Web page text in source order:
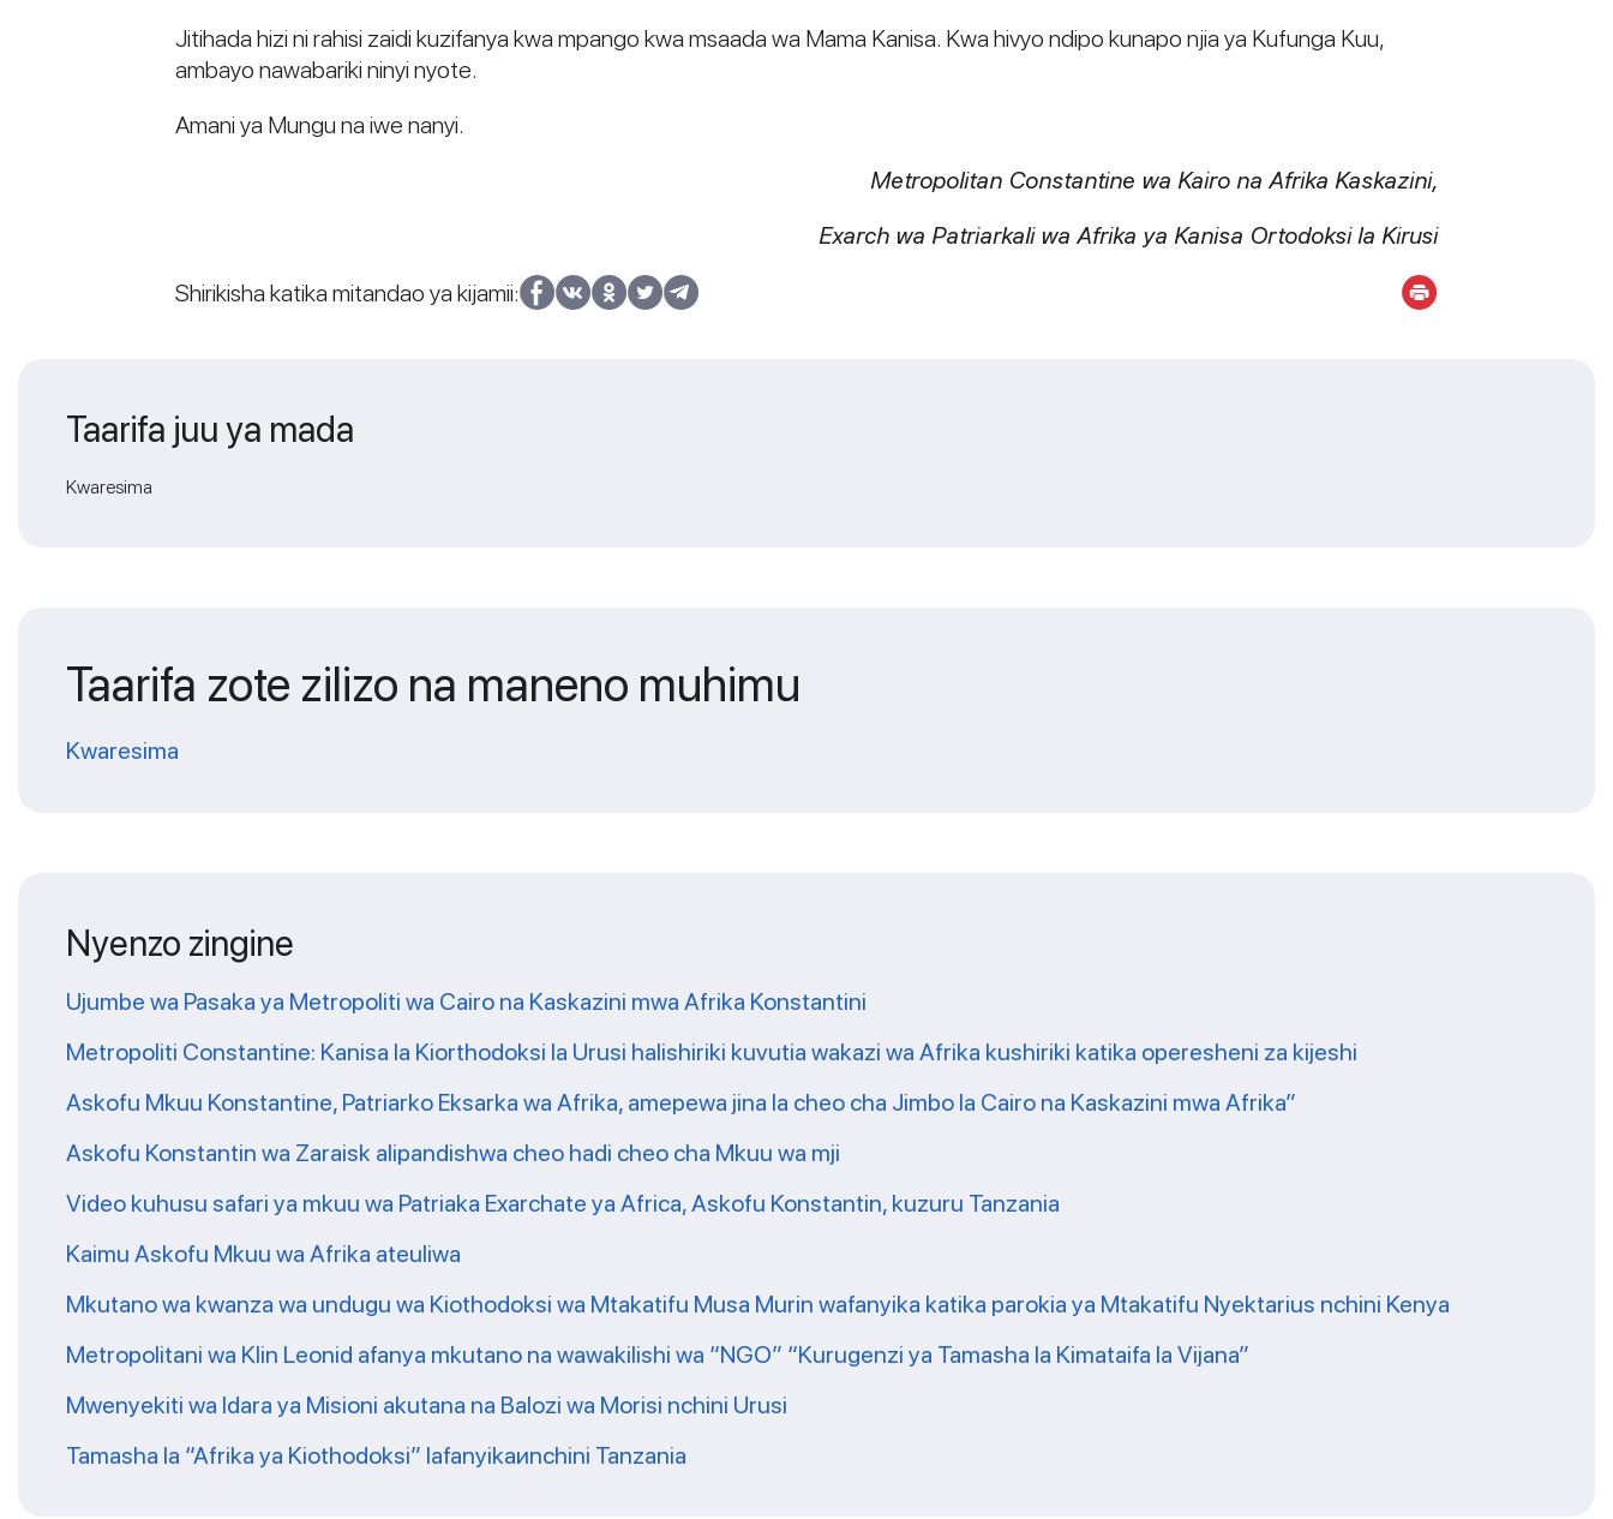
Jitihada hizi ni rahisi zaidi kuzifanya kwa mpango kwa msaada wa Mama Kanisa. Kwa hivyo ndipo kunapo njia ya Kufunga Kuu,
ambayo nawabariki ninyi nyote.
Amani ya Mungu na iwe nanyi.
Metropolitan Constantine wa Kairo na Afrika Kaskazini,
Exarch wa Patriarkali wa Afrika ya Kanisa Ortodoksi la Kirusi
Shirikisha katika mitandao ya kijamii:
Taarifa juu ya mada
Kwaresima
Taarifa zote zilizo na maneno muhimu
Kwaresima
Nyenzo zingine
Ujumbe wa Pasaka ya Metropoliti wa Cairo na Kaskazini mwa Afrika Konstantini
Metropoliti Constantine: Kanisa la Kiorthodoksi la Urusi halishiriki kuvutia wakazi wa Afrika kushiriki katika operesheni za kijeshi
Askofu Mkuu Konstantine, Patriarko Eksarka wa Afrika, amepewa jina la cheo cha Jimbo la Cairo na Kaskazini mwa Afrika”
Askofu Konstantin wa Zaraisk alipandishwa cheo hadi cheo cha Mkuu wa mji
Video kuhusu safari ya mkuu wa Patriaka Exarchate ya Africa, Askofu Konstantin, kuzuru Tanzania
Kaimu Askofu Mkuu wa Afrika ateuliwa
Mkutano wa kwanza wa undugu wa Kiothodoksi wa Mtakatifu Musa Murin wafanyika katika parokia ya Mtakatifu Nyektarius nchini Kenya
Metropolitani wa Klin Leonid afanya mkutano na wawakilishi wa “NGO” “Kurugenzi ya Tamasha la Kimataifa la Vijana”
Mwenyekiti wa Idara ya Misioni akutana na Balozi wa Morisi nchini Urusi
Tamasha la “Afrika ya Kiothodoksi” lafanyikaиnchini Tanzania